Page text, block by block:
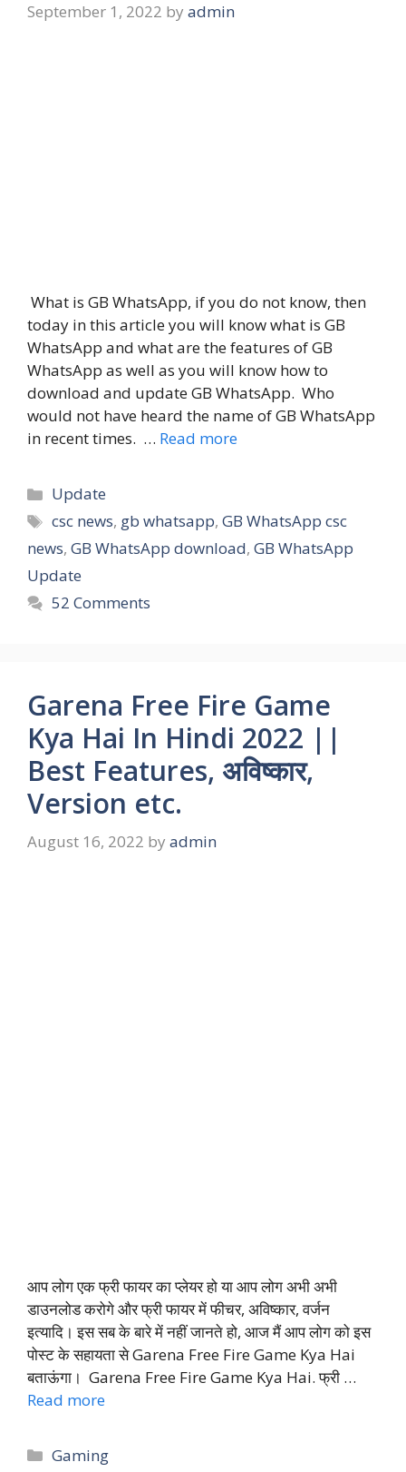
September 1, 2022 by admin
What is GB WhatsApp, if you do not know, then
today in this article you will know what is GB
WhatsApp and what are the features of GB
WhatsApp as well as you will know how to
download and update GB WhatsApp. Who
would not have heard the name of GB WhatsApp
in recent times. … Read more
Categories
Update
Tags
csc news, gb whatsapp,GB WhatsApp csc
news, GB WhatsApp download, GB WhatsApp
Update
52 Comments
Garena Free Fire Game
Kya Hai In Hindi 2022 ||
Best Features, अविष्कार,
Version etc.
August 16, 2022 by admin
आप लोग एक फ्री फायर का प्लेयर हो या आप लोग अभी अभी
डाउनलोड करोगे और फ्री फायर में फीचर, अविष्कार, वर्जन
इत्यादि। इस सब के बारे में नहीं जानते हो, आज मैं आप लोग को इस
पोस्ट के सहायता से Garena Free Fire Game Kya Hai
बताऊंगा। Garena Free Fire Game Kya Hai. फ्री …
Read more
Categories
Gaming